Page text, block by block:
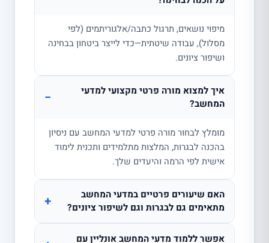
מיפוי נושאים, תרגול כתבה/אלגוריתמים (לפי
מסלול), עבודה שיטתית—כדי לייצר ביטחון בבחינה
ושיפור ציונים.
איך למצוא מורה פרטי מקצועי למדעי
המחשב?
−
מומלץ לבחור מורה פרטי למדעי המחשב עם ניסיון
בהכנה לבגרות, המלצות מתלמידים ותכנית לימוד
אישית לפי הרמה והיעדים שלך.
האם שיעורים פרטיים במדעי המחשב
מתאימים גם לבגרות וגם לשיפור ציונים?
+
אפשר ללמוד מדעי המחשב אונליין עם